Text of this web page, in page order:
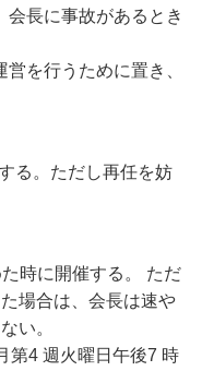
長に事故があるとき
を行うために置き、
る。ただし再任を妨
時に開催する。 ただ
場合は、会長は速や
い。
4 週火曜日午後7 時